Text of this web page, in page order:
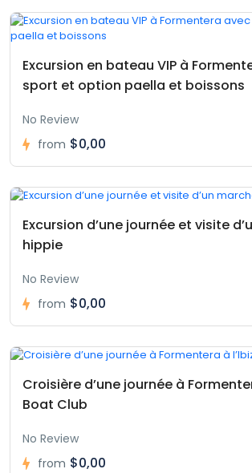
Excursion en bateau VIP à
sport et option paella et boissons
No Review
from $0,00
Excursion d’une journée et visite
hippie
No Review
from $0,00
Croisière d’une journée à
Boat Club
No Review
from $0,00